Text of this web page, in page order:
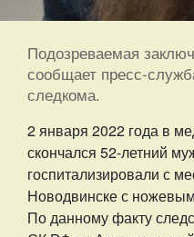
Подозреваемая
сообщает пресс-
следкома.
2 января 2022 года в
скончался 52-летний
госпитализировали с
Новодвинске с
По данному факту